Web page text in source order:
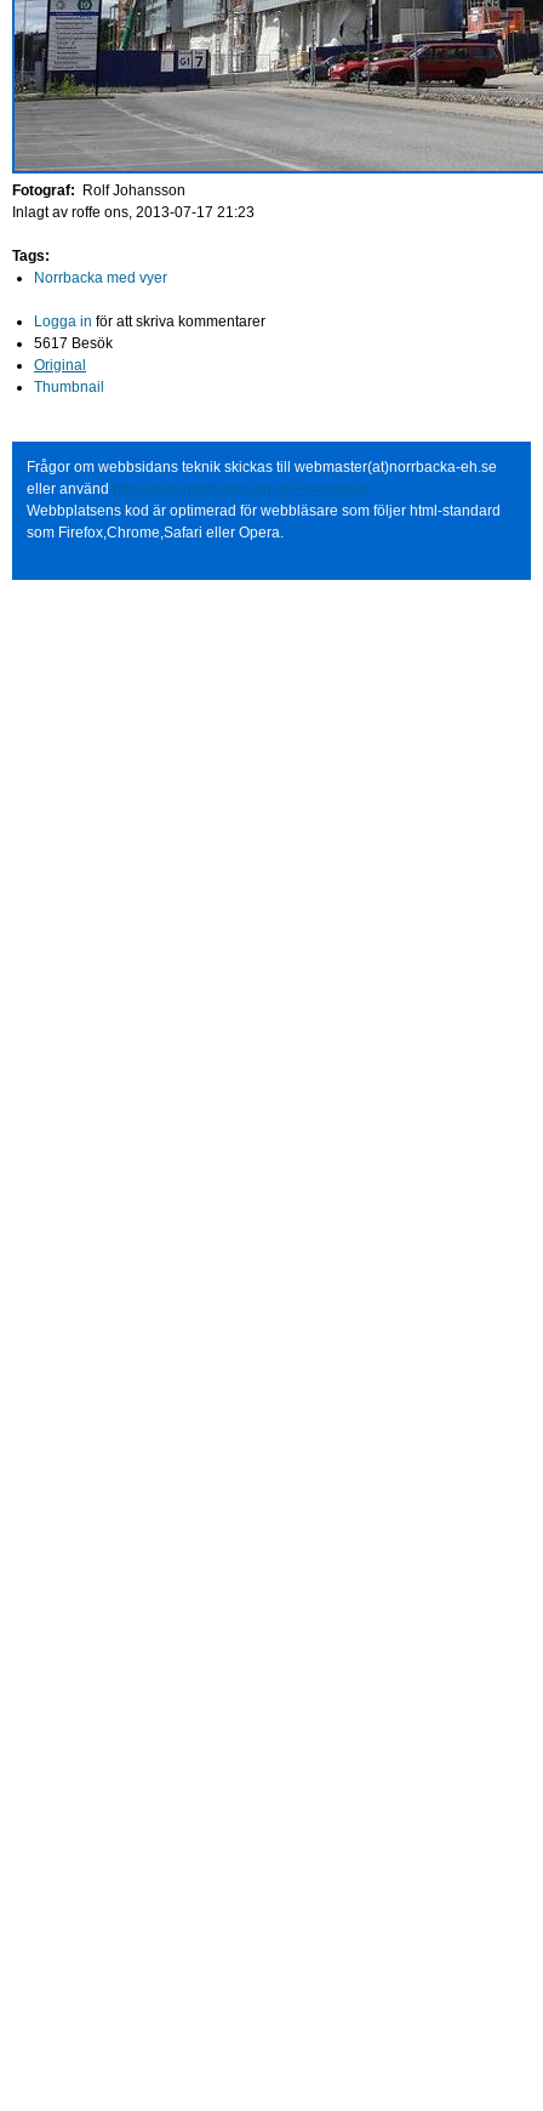
Fotograf:
Rolf Johansson
Inlagt av roffe ons, 2013-07-17 21:23
Tags:
Norrbacka med vyer
Logga in för att skriva kommentarer
5617 Besök
Original
Thumbnail
Frågor om webbsidans teknik skickas till webmaster(at)norrbacka-eh.se
eller använd http://www.norrbacka-eh.se/?q=contact
Webbplatsens kod är optimerad för webbläsare som följer html-standard
som Firefox,Chrome,Safari eller Opera.